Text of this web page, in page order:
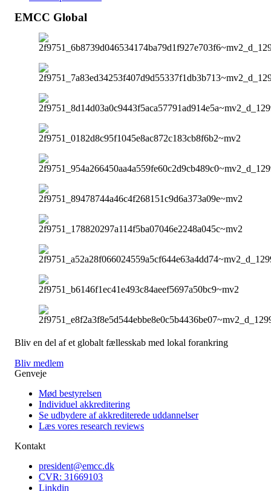
EMCC Global
Bliv en del af et globalt fællesskab med lokal forankring
Bliv medlem
Genveje
Mød bestyrelsen
Individuel akkreditering
Se udbydere af akkrediterede uddannelser
Læs vores research reviews
Kontakt
president@emcc.dk
CVR: 31669103
Linkdin